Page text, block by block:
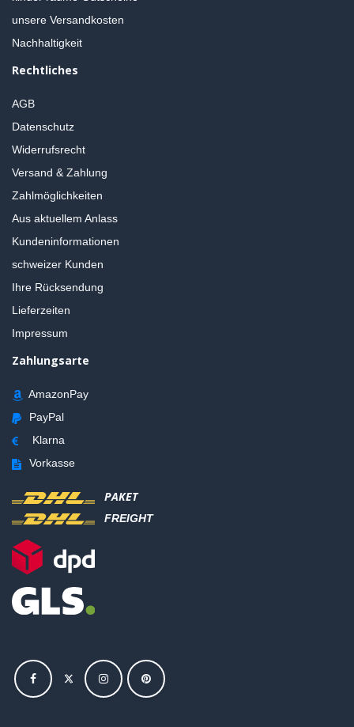
unsere Versandkosten
Nachhaltigkeit
Rechtliches
AGB
Datenschutz
Widerrufsrecht
Versand & Zahlung
Zahlmöglichkeiten
Aus aktuellem Anlass
Kundeninformationen
schweizer Kunden
Ihre Rücksendung
Lieferzeiten
Impressum
Zahlungsarte
AmazonPay
PayPal
Klarna
Vorkasse
PAKET
FREIGHT